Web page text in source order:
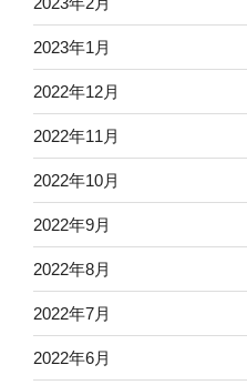
2023年1月
2022年12月
2022年11月
2022年10月
2022年9月
2022年8月
2022年7月
2022年6月